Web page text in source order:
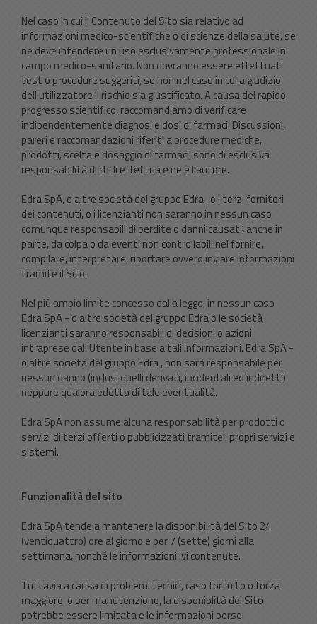
Nel caso in cui il Contenuto del Sito sia relativo ad
informazioni medico-scientifiche o di scienze della salute, se
ne deve intendere un uso esclusivamente professionale in
campo medico-sanitario. Non dovranno essere effettuati
test o procedure suggeriti, se non nel caso in cui a giudizio
dell'utilizzatore il rischio sia giustificato. A causa del rapido
progresso scientifico, raccomandiamo di verificare
indipendentemente diagnosi e dosi di farmaci. Discussioni,
pareri e raccomandazioni riferiti a procedure mediche,
prodotti, scelta e dosaggio di farmaci, sono di esclusiva
responsabilità di chi li effettua e ne è l'autore.
Edra SpA, o altre società del gruppo Edra , o i terzi fornitori
dei contenuti, o i licenzianti non saranno in nessun caso
comunque responsabili di perdite o danni causati, anche in
parte, da colpa o da eventi non controllabili nel fornire,
compilare, interpretare, riportare ovvero inviare informazioni
tramite il Sito.
Nel più ampio limite concesso dalla legge, in nessun caso
Edra SpA - o altre società del gruppo Edra o le società
licenzianti saranno responsabili di decisioni o azioni
intraprese dall'Utente in base a tali informazioni. Edra SpA -
o altre società del gruppo Edra , non sarà responsabile per
nessun danno (inclusi quelli derivati, incidentali ed indiretti)
neppure qualora edotta di tale eventualità.
Edra SpA non assume alcuna responsabilità per prodotti o
servizi di terzi offerti o pubblicizzati tramite i propri servizi e
sistemi.
Funzionalità del sito
Edra SpA tende a mantenere la disponibilità del Sito 24
(ventiquattro) ore al giorno e per 7 (sette) giorni alla
settimana, nonché le informazioni ivi contenute.
Tuttavia a causa di problemi tecnici, caso fortuito o forza
maggiore, o per manutenzione, la disponiblità del Sito
potrebbe essere limitata e le informazioni perse.